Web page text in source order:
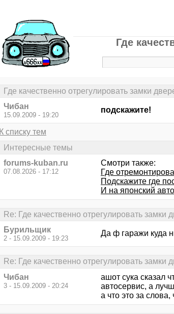
Где
Где качественно отрегулировать замки
Чибан
15.09.2009 - 19:20
подскажите!
К списку тем
Интересные темы
forums-kuban.ru
07.08.2026 - 17:12
Смотри также:
Где
Подскажите где
И на японский
Re: Где качественно отрегулировать замки
Бурильщик
2 - 15.09.2009 - 19:23
Да ф гаражи куда
Re: Где качественно отрегулировать замки
Чибан
3 - 15.09.2009 - 20:24
ашот сука сказал
автосервис, а
а что это за слова,